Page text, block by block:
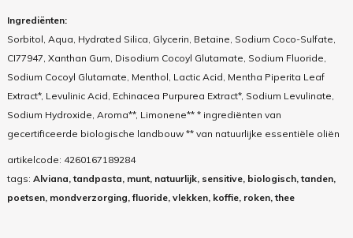
Ingrediënten:
Sorbitol, Aqua, Hydrated Silica, Glycerin, Betaine, Sodium Coco-Sulfate,
CI77947, Xanthan Gum, Disodium Cocoyl Glutamate, Sodium Fluoride,
Sodium Cocoyl Glutamate, Menthol, Lactic Acid, Mentha Piperita Leaf
Extract*, Levulinic Acid, Echinacea Purpurea Extract*, Sodium Levulinate,
Sodium Hydroxide, Aroma**, Limonene** * ingrediënten van
gecertificeerde biologische landbouw ** van natuurlijke essentiële oliën
artikelcode: 4260167189284
tags: Alviana, tandpasta, munt, natuurlijk, sensitive, biologisch, tanden,
poetsen, mondverzorging, fluoride, vlekken, koffie, roken, thee